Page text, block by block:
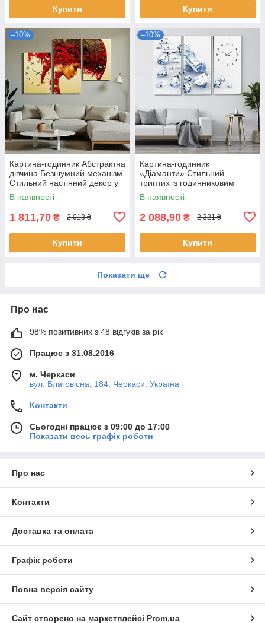
Купити Купити
–10%
Картина-годинник Абстрактна
дівчина Безшумний механізм
Стильний настінний декор у
сучасному інтер’єрі
В наявності
1 811,70 ₴ 2 013 ₴
Купити
–10%
Картина-годинник
«Діаманти» Cтильний
триптих із годинниковим
механізмом Cучасний
настінний декор у світлих
В наявності
2 088,90 ₴ 2 321 ₴
Купити
Показати ще
Про нас
98% позитивних з 48 відгуків за рік
Працює з 31.08.2016
м. Черкаси
вул. Благовісна, 184, Черкаси, Україна
Контакти
Сьогодні працює з 09:00 до 17:00
Показати весь графік роботи
Про нас
Контакти
Доставка та оплата
Графік роботи
Повна версія сайту
Сайт створено на маркетплейсі Prom.ua